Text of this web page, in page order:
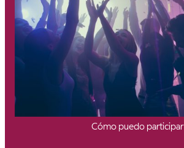
Cómo puedo participar